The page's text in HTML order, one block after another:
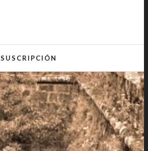
SUSCRIPCIÓN